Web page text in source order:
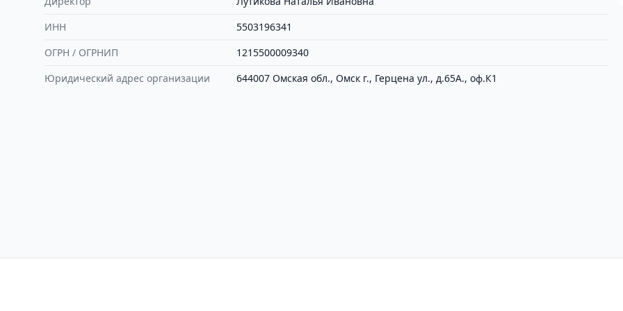
ИНН
5503196341
ОГРН / ОГРНИП
1215500009340
Юридический адрес организации
644007 Омская обл., Омск г., Герцена ул., д.65А., оф.К1